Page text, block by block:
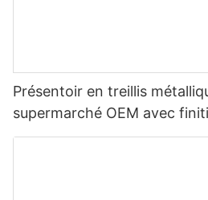
Présentoir en treillis
supermarché OEM avec